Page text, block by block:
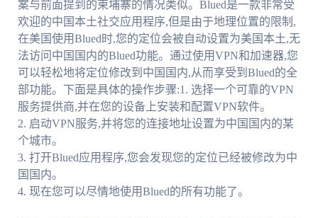
案与前面提到的柬埔寨的情况类似。Blued是一款非常受
欢迎的中国本土社交应用程序,但是由于地理位置的限制,
在美国使用Blued时,您的定位会被自动设置为美国本土,无
法访问中国国内的Blued功能。通过使用VPN和加速器,您
可以轻松地将定位修改到中国国内,从而享受到Blued的全
部功能。下面是具体的操作步骤:1. 选择一个可靠的VPN
服务提供商,并在您的设备上安装和配置VPN软件。
2. 启动VPN服务,并将您的连接地址设置为中国国内的某
个城市。
3. 打开Blued应用程序,您会发现您的定位已经被修改为中
国国内。
4. 现在您可以尽情地使用Blued的所有功能了。